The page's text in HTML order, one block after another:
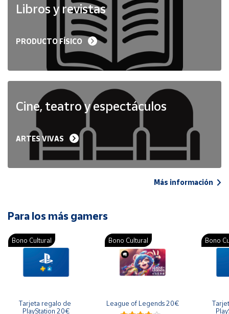
Melilla
Libros y revistas
PRODUCTO FÍSICO
Cine, teatro y espectáculos
ARTES VIVAS
Más información
Para los más gamers
Bono Cultural
Tarjeta regalo de
PlayStation 20€
Bono Cultural
League of Legends 20€
Bono